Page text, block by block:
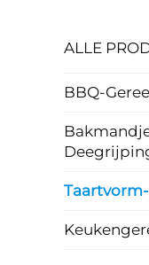
ALLE
BBQ-